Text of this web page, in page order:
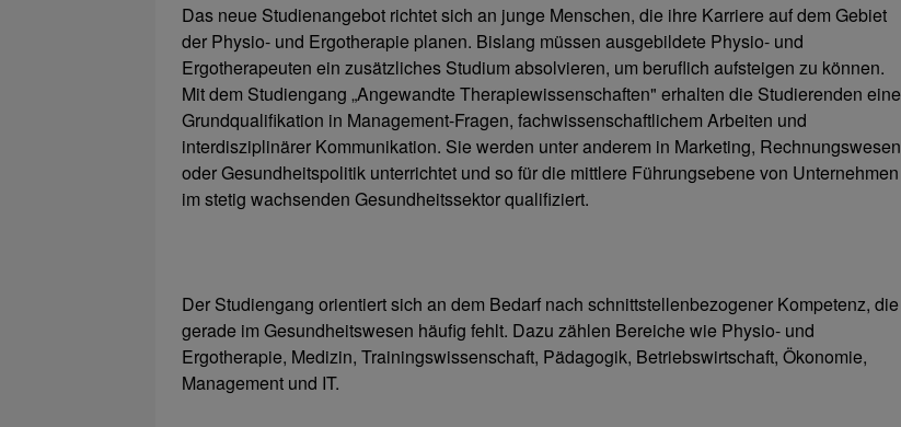
Das neue Studienangebot richtet sich an junge Menschen, die ihre Karriere auf dem Gebiet
der Physio- und Ergotherapie planen. Bislang müssen ausgebildete Physio- und
Ergotherapeuten ein zusätzliches Studium absolvieren, um beruflich aufsteigen zu können.
Mit dem Studiengang „Angewandte Therapiewissenschaften" erhalten die Studierenden eine
Grundqualifikation in Management-Fragen, fachwissenschaftlichem Arbeiten und
interdisziplinärer Kommunikation. Sie werden unter anderem in Marketing, Rechnungswesen
oder Gesundheitspolitik unterrichtet und so für die mittlere Führungsebene von Unternehmen
im stetig wachsenden Gesundheitssektor qualifiziert.
Der Studiengang orientiert sich an dem Bedarf nach schnittstellenbezogener Kompetenz, die
gerade im Gesundheitswesen häufig fehlt. Dazu zählen Bereiche wie Physio- und
Ergotherapie, Medizin, Trainingswissenschaft, Pädagogik, Betriebswirtschaft, Ökonomie,
Management und IT.